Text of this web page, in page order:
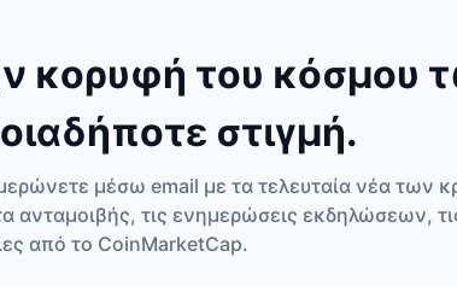
κορυφή του κόσμου
στιγμή.
μέσω email με τα τελευταία νέα των
ανταμοιβής, τις ενημερώσεις εκδηλώσεων,
από το CoinMarketCap.